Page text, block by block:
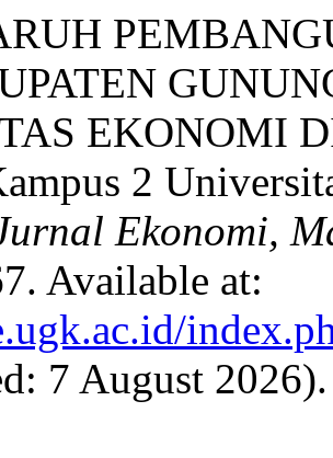
EKONOMI
2
Ekonomi,
Available at:
7 August 2026).